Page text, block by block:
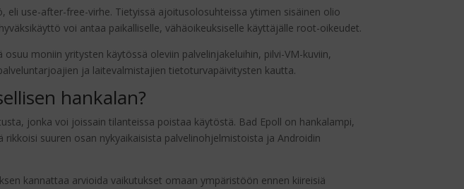
use-after-free-virhe. Tietyissä ajoitusolosuhteissa ytimen sisäinen olio
voi antaa paikalliselle, vähäoikeuksiselle käyttäjälle root-oikeudet.
moniin yritysten käytössä oleviin palvelinjakeluihin, pilvi-VM-kuviin,
ja laitevalmistajien tietoturvapäivitysten kautta.
hankalan?
jonka voi joissain tilanteissa poistaa käytöstä. Bad Epoll on hankalampi,
suuren osan nykyaikaisista palvelinohjelmistoista ja Androidin
kannattaa arvioida vaikutukset omaan ympäristöön ennen kiireisiä